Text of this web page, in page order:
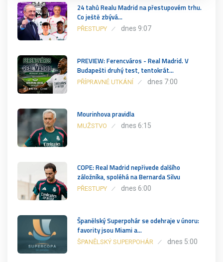
24 tahů Realu Madrid na přestupovém trhu.
Co ještě zbývá…
PŘESTUPY dnes 9:07
PREVIEW: Ferencváros - Real Madrid. V
Budapešti druhý test, tentokrát…
PŘÍPRAVNÉ UTKÁNÍ dnes 7:00
Mourinhova pravidla
MUŽSTVO dnes 6:15
COPE: Real Madrid nepřivede dalšího
záložníka, spoléhá na Bernarda Silvu
PŘESTUPY dnes 6:00
Španělský Superpohár se odehraje v únoru:
favority jsou Miami a…
ŠPANĚLSKÝ SUPERPOHÁR dnes 5:00